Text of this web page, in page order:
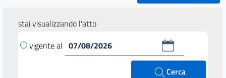
stai visualizzando l'atto
vigente al
Cerca